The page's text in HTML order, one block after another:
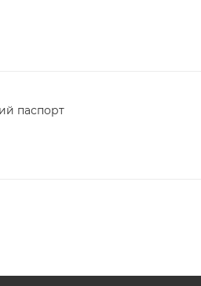
паспорт